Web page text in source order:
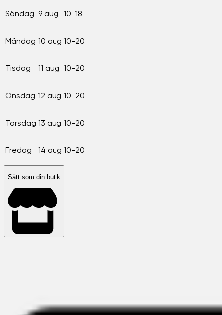
Söndag 9 aug 10-18
Måndag 10 aug 10-20
Tisdag 11 aug 10-20
Onsdag 12 aug 10-20
Torsdag 13 aug 10-20
Fredag 14 aug 10-20
Sätt som din butik